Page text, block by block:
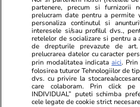
Ce vase de gătit îți
te muți singur – ustensile
care trebuie să le ai în
partenere, precum si furnizorii
prelucram date pentru a permite
personaliza continutul si
interesele si/sau profilul dvs.,
retelelor de socializare si pentru a
de drepturile prevazute de
prelucrarea datelor cu caracter
prin modalitatea indicataaici. Prin
folosirea tuturor Tehnologiilor de
dvs. cu privire la stocarea/
care colaboram. Prin click pe
INDIVIDUAL” puteti schimba
cele legate de cookie strict